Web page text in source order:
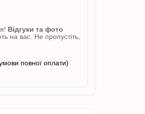
Відгуки та фото
на вас. Не пропустіть,
повної оплати)